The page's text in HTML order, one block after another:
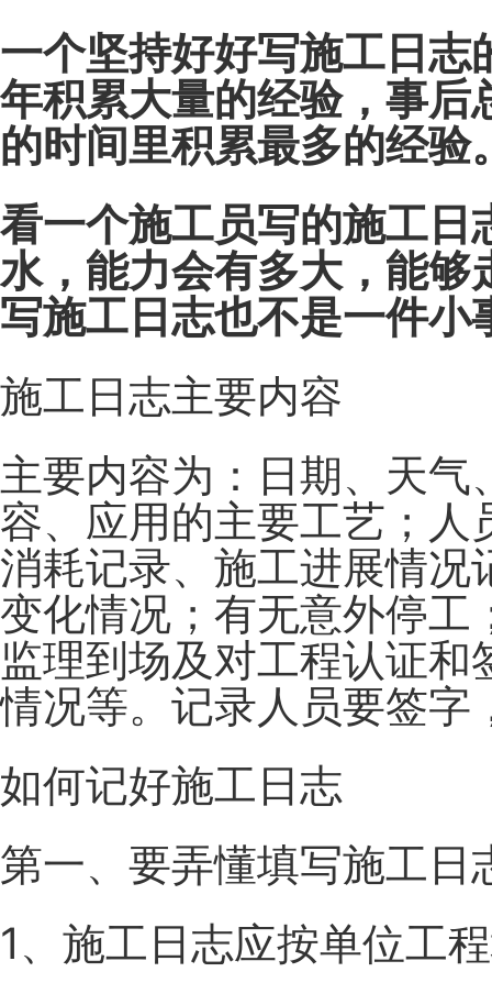
一个坚持好好写施工日
年积累大量的经验，事
的时间里积累最多的经验
看一个施工员写的施工
水，能力会有多大，能
写施工日志也不是一件小
施工日志主要内容
主要内容为： 日期、天气
容、应用的主要工艺；
消耗记录、施工进展情
变化情况；有无意外停
监理到场及对工程认证
情况等。记录人员要签
如何记好施工日志
第一、要弄懂填写施工日
1、施工日志应按单位工